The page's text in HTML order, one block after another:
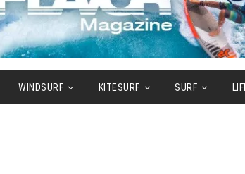
WINDSURF KITESURF SURF